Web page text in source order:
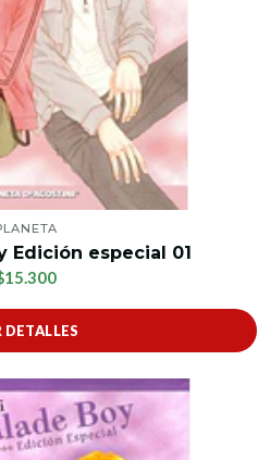
Edición especial 01
DETALLES